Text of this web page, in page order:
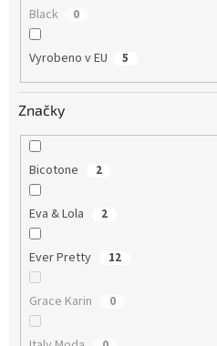
Black 0
Vyrobeno v EU 5
Značky
Bicotone 2
Eva & Lola 2
Ever Pretty 12
Grace Karin 0